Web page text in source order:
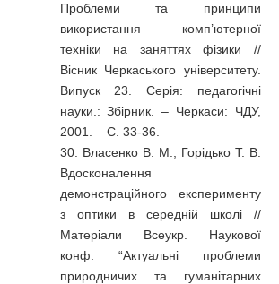
Проблеми та принципи
використання комп’ютерної
техніки на заняттях фізики //
Вісник Черкаського університету.
Випуск 23. Серія: педагогічні
науки.: Збірник. – Черкаси: ЧДУ,
2001. – С. 33-36.
30. Власенко В. М., Горідько Т. В.
Вдосконалення
демонстраційного експерименту
з оптики в середній школі //
Матеріали Всеукр. Наукової
конф. “Актуальні проблеми
природничих та гуманітарних